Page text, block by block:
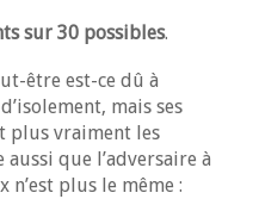
sur 30 possibles.
être est-ce dû à
mais ses
plus vraiment les
aussi que l’adversaire à
plus le même :